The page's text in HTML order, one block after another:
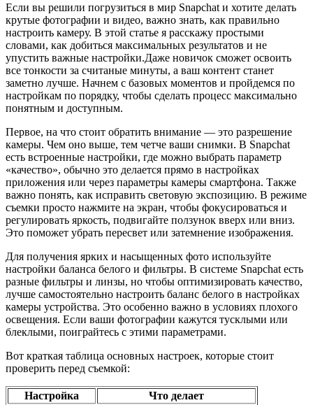
Если вы решили погрузиться в мир Snapchat и хотите делать
крутые фотографии и видео, важно знать, как правильно
настроить камеру. В этой статье я расскажу простыми
словами, как добиться максимальных результатов и не
упустить важные настройки.Даже новичок сможет освоить
все тонкости за считаные минуты, а ваш контент станет
заметно лучше. Начнем с базовых моментов и пройдемся по
настройкам по порядку, чтобы сделать процесс максимально
понятным и доступным.
Первое, на что стоит обратить внимание — это разрешение
камеры. Чем оно выше, тем четче ваши снимки. В Snapchat
есть встроенные настройки, где можно выбрать параметр
«качество», обычно это делается прямо в настройках
приложения или через параметры камеры смартфона. Также
важно понять, как исправить световую экспозицию. В режиме
съемки просто нажмите на экран, чтобы фокусироваться и
регулировать яркость, подвигайте ползунок вверх или вниз.
Это поможет убрать пересвет или затемнение изображения.
Для получения ярких и насыщенных фото используйте
настройки баланса белого и фильтры. В системе Snapchat есть
разные фильтры и линзы, но чтобы оптимизировать качество,
лучше самостоятельно настроить баланс белого в настройках
камеры устройства. Это особенно важно в условиях плохого
освещения. Если ваши фотографии кажутся тусклыми или
блеклыми, поиграйтесь с этими параметрами.
Вот краткая таблица основных настроек, которые стоит
проверить перед съемкой:
Настройка
Что делает